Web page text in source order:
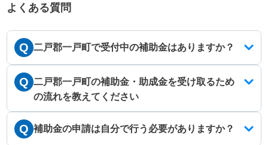
よくある質問
Q 二戸郡一戸町で受付中の補助金はありますか？
Q 二戸郡一戸町の補助金・助成金を受け取るため
の流れを教えてください
Q 補助金の申請は自分で行う必要がありますか？